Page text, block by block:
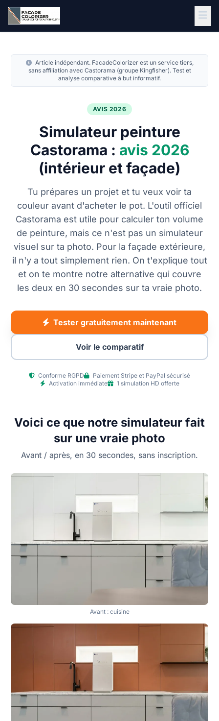
Aller au contenu principal
Article indépendant. FacadeColorizer est un service tiers,
sans affiliation avec Castorama (groupe Kingfisher). Test et
analyse comparative à but informatif.
AVIS 2026
Simulateur peinture
Castorama : avis 2026
(intérieur et façade)
Tu prépares un projet et tu veux voir ta
couleur avant d'acheter le pot. L'outil officiel
Castorama est utile pour calculer ton volume
de peinture, mais ce n'est pas un simulateur
visuel sur ta photo. Pour la façade extérieure,
il n'y a tout simplement rien. On t'explique tout
et on te montre notre alternative qui couvre
les deux en 30 secondes sur ta vraie photo.
Tester gratuitement maintenant
Voir le comparatif
Conforme RGPD
Paiement Stripe et PayPal sécurisé
Activation immédiate
1 simulation HD offerte
Voici ce que notre simulateur fait
sur une vraie photo
Avant / après, en 30 secondes, sans inscription.
Avant : cuisine